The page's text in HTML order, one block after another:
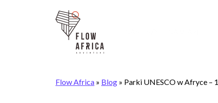
Flow Africa » Blog » Parki UNESCO w Afryce –